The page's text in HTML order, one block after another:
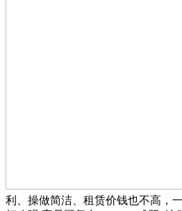
利、操做简洁、租赁价钱也不高，